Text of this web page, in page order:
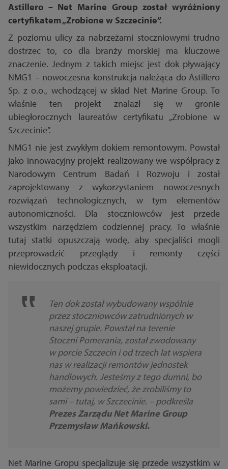
Astillero – Net Marine Group został wyróżniony
certyfikatem „Zrobione w Szczecinie”.
Z poziomu ulicy za nabrzeżami stoczniowymi trudno
dostrzec to, co dla branży morskiej ma kluczowe
znaczenie. Jednym z takich miejsc jest dok pływający
NMG1 – nowoczesna konstrukcja należąca do Astillero
Sp. z o.o., wchodzącej w skład Net Marine Group. To
właśnie ten projekt znalazł się w gronie
ubiegłorocznych laureatów certyfikatu „Zrobione w
Szczecinie”.
NMG1 nie jest zwykłym dokiem remontowym. Powstał
jako innowacyjny projekt realizowany we współpracy z
Narodowym Centrum Badań i Rozwoju i został
zaprojektowany z wykorzystaniem nowoczesnych
rozwiązań technologicznych, w tym elementów
autonomiczności. Dla stoczniowców jest przede
wszystkim narzędziem codziennej pracy. To właśnie
tutaj statki opuszczają wodę, aby specjaliści mogli
przeprowadzić przeglądy i remonty części
niewidocznych podczas eksploatacji.
Ten dok został wybudowany wspólnie
przez stoczniowców zatrudnionych w
naszej grupie. Powstał na terenie
Stoczni Pomerania, został zwodowany
w porcie Szczecin i od trzech lat wspiera
nas w realizacji remontów jednostek
handlowych. Jesteśmy z tego dumni, bo
możemy powiedzieć, że zrobiliśmy to
sami – tutaj, w Szczecinie. – podkreśla
Prezes Zarządu Net Marine Group
Przemysław Mańkowski.
Net Marine Gropu specjalizuje się przede wszystkim w